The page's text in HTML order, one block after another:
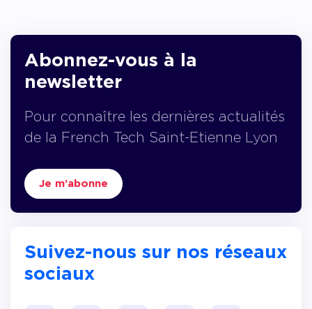
Abonnez-vous à la
newsletter
Pour connaître les dernières actualités
de la French Tech Saint-Etienne Lyon
Je m’abonne
Suivez-nous sur nos réseaux
sociaux